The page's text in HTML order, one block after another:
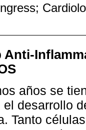
Anti-
años se
el desarrollo
Tanto